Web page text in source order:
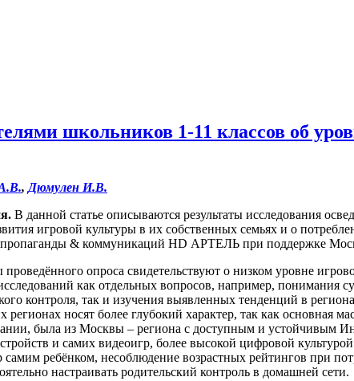
школьников 1-11 классов об
, Дюмулен И.В.
В данной статье описываются результаты исследования
игровой культуры в их собственных семьях и о
пропаганды & коммуникаций HD АРТЕЛЬ при поддержке
проведённого опроса свидетельствуют о низком уровне
как отдельных вопросов, например, понимания
контроля, так и изучения выявленных тенденций в
регионах носят более глубокий характер, так как основная
была из Москвы – региона с доступным и устойчивым
и самих видеоигр, более высокой цифровой
ребёнком, несоблюдение возрастных рейтингов при
настраивать родительский контроль в домашней сети.